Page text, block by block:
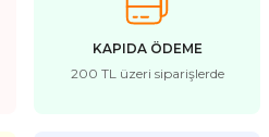
KAPIDA ÖDEME
200 TL üzeri siparişlerde